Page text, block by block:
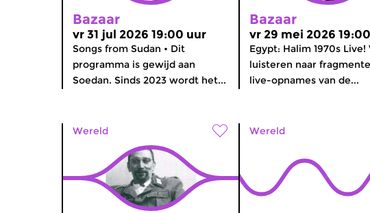
Bazaar
vr 31 jul 2026 19:00 uur
Songs from Sudan • Dit
programma is gewijd aan
Soedan. Sinds 2023 wordt het...
Bazaar
vr 29 mei 2026
Egypt: Halim 1970s Live!
luisteren naar
live-opnames van de...
Wereld Wereld